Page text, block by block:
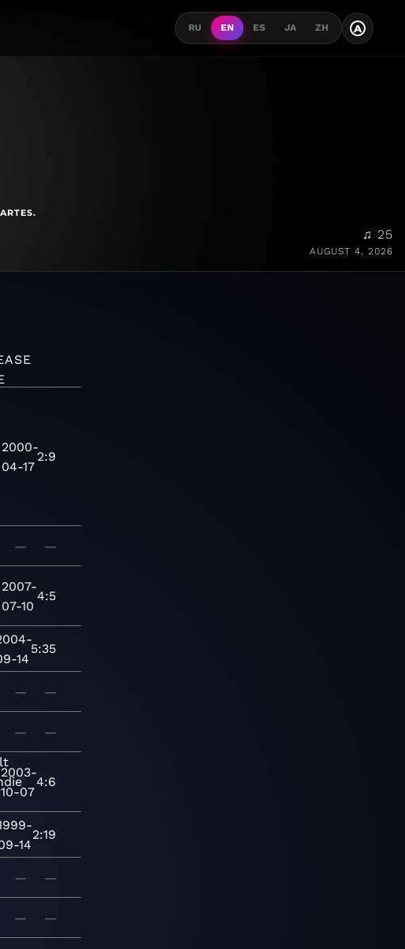
RU EN ES JA ZH A
♫ 25
AUGUST 4, 2026
2000-
04-17
2:9
— —
2007-
07-10
4:5
14
5:35
— —
— —
2003-
10-07
4:6
14
2:19
— —
— —